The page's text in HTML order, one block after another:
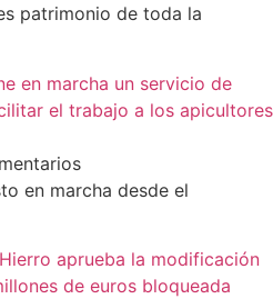
patrimonio de toda la
en marcha un servicio de
el trabajo a los apicultores
en marcha desde el
aprueba la modificación
de euros bloqueada